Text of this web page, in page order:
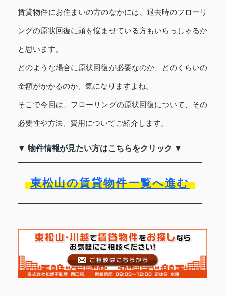
賃貸物件にお住まいの方のなかには、退去時のフローリ
ングの原状回復に頭を悩ませている方もいらっしゃるか
と思います。
どのような場合に原状回復が必要なのか、どのくらいの
金額がかかるのか、気になりますよね。
そこで今回は、フローリングの原状回復について、その
必要性や方法、費用についてご紹介します。
▼ 物件情報が見たい方はこちらをクリック ▼
東松山の賃貸物件一覧へ進む